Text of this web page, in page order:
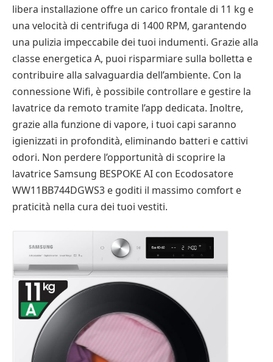
libera installazione offre un carico frontale di 11 kg e
una velocità di centrifuga di 1400 RPM, garantendo
una pulizia impeccabile dei tuoi indumenti. Grazie alla
classe energetica A, puoi risparmiare sulla bolletta e
contribuire alla salvaguardia dell’ambiente. Con la
connessione Wifi, è possibile controllare e gestire la
lavatrice da remoto tramite l’app dedicata. Inoltre,
grazie alla funzione di vapore, i tuoi capi saranno
igienizzati in profondità, eliminando batteri e cattivi
odori. Non perdere l’opportunità di scoprire la
lavatrice Samsung BESPOKE AI con Ecodosatore
WW11BB744DGWS3 e goditi il massimo comfort e
praticità nella cura dei tuoi vestiti.